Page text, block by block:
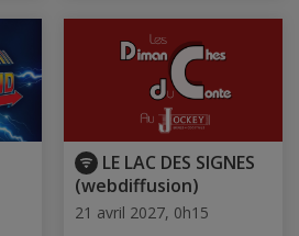
LE LAC DES SIGNES
(webdiffusion)
21 avril 2027, 0h15